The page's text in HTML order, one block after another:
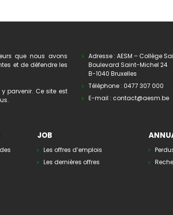
que nous avons
et de défendre les
parvenir. Ce site est
Adresse : AESM – Collège
Boulevard Saint-Michel 24
B-1040 Bruxelles
Téléphone : 0477 307 000
E-mail : contact@aesm.be
JOB
Les offres d’emplois
Les dernières offres